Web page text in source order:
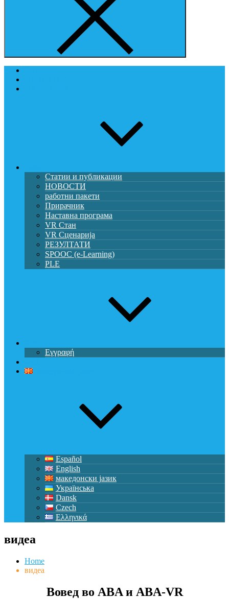
Статии и публикации
НОВОСТИ
работни пакети
Прирачник
Наставна програма
VR Стан
VR Сценарија
РЕЗУЛТАТИ
SPOOC (e-Learning)
PLE
Εγγραφή
Español
English
македонски јазик
Українська
Dansk
Czech
Ελληνικά
видеа
Home
видеа
Вовед во ABA и ABA-VR